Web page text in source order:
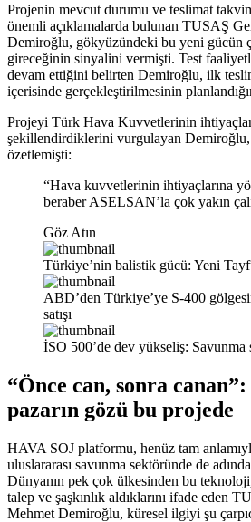
Projenin mevcut durumu ve teslimat
önemli açıklamalarda bulunan TUSAŞ
Demiroğlu, gökyüzündeki bu yeni gücün
gireceğinin sinyalini vermişti. Test
devam ettiğini belirten Demiroğlu, ilk
içerisinde gerçekleştirilmesinin
Projeyi Türk Hava Kuvvetlerinin
şekillendirdiklerini vurgulayan Demiroğlu,
özetlemişti:
“Hava kuvvetlerinin ihtiyaçlarına
beraber ASELSAN’la çok yakın
Göz Atın
Türkiye’nin balistik gücü: Yeni
ABD’den Türkiye’ye S-400
satışı
İSO 500’de dev yükseliş: Savunma
“Önce can, sonra
pazarın gözü bu projede
HAVA SOJ platformu, henüz tam
uluslararası savunma sektöründe de
Dünyanın pek çok ülkesinden bu
talep ve şaşkınlık aldıklarını ifade eden
Mehmet Demiroğlu, küresel ilgiyi şu